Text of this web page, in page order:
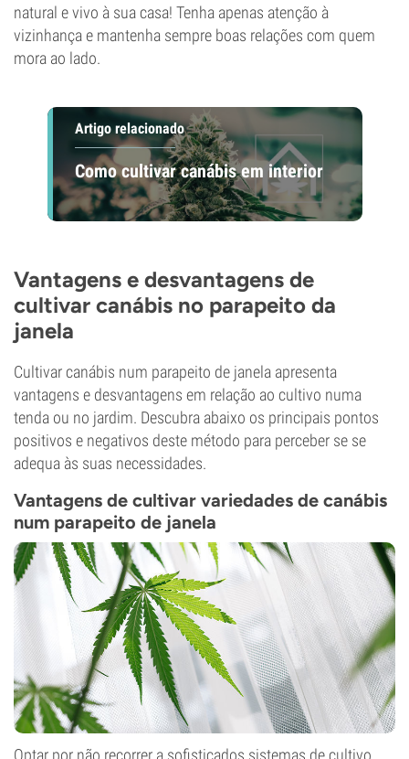
natural e vivo à sua casa! Tenha apenas atenção à
vizinhança e mantenha sempre boas relações com quem
mora ao lado.
Artigo relacionado
Como cultivar canábis em interior
Vantagens e desvantagens de
cultivar canábis no parapeito da
janela
Cultivar canábis num parapeito de janela apresenta
vantagens e desvantagens em relação ao cultivo numa
tenda ou no jardim. Descubra abaixo os principais pontos
positivos e negativos deste método para perceber se se
adequa às suas necessidades.
Vantagens de cultivar variedades de canábis
num parapeito de janela
Optar por não recorrer a sofisticados sistemas de cultivo